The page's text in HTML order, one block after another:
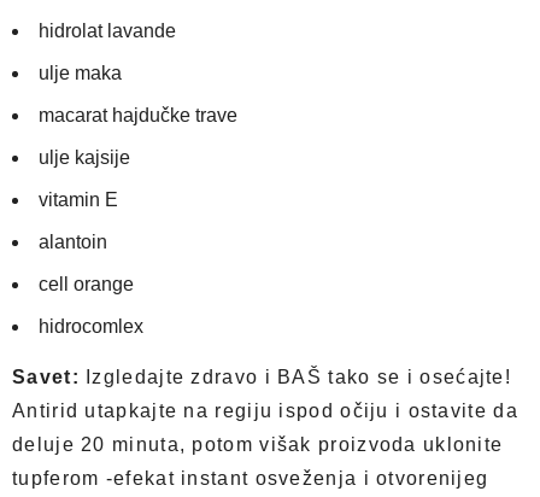
hidrolat lavande
ulje maka
macarat hajdučke trave
ulje kajsije
vitamin E
alantoin
cell orange
hidrocomlex
Savet:
Izgledajte zdravo i BAŠ tako se i osećajte!
Antirid utapkajte na regiju ispod očiju i ostavite da
deluje 20 minuta, potom višak proizvoda uklonite
tupferom -efekat instant osveženja i otvorenijeg